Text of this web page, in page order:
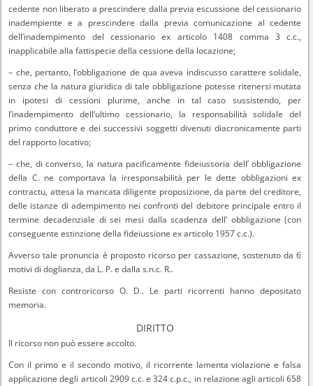
cedente non liberato a prescindere dalla previa escussione del cessionario
inadempiente e a prescindere dalla previa comunicazione al cedente
dell’inadempimento del cessionario ex articolo 1408 comma 3 c.c.,
inapplicabile alla fattispecie della cessione della locazione;
– che, pertanto, l’obbligazione de qua aveva indiscusso carattere solidale,
senza che la natura giuridica di tale obbligazione potesse ritenersi mutata
in ipotesi di cessioni plurime, anche in tal caso sussistendo, per
l’inadempimento dell’ultimo cessionario, la responsabilità solidale del
primo conduttore e dei successivi soggetti divenuti diacronicamente parti
del rapporto locativo;
– che, di converso, la natura pacificamente fideiussoria dell’ obbligazione
della C. ne comportava la irresponsabilità per le dette obbligazioni ex
contractu, attesa la mancata diligente proposizione, da parte del creditore,
delle istanze di adempimento nei confronti del debitore principale entro il
termine decadenziale di sei mesi dalla scadenza dell’ obbligazione (con
conseguente estinzione della fideiussione ex articolo 1957 c.c.).
Avverso tale pronuncia è proposto ricorso per cassazione, sostenuto da 6
motivi di doglianza, da L. P. e dalla s.n.c. R..
Resiste con controricorso O. D.. Le parti ricorrenti hanno depositato
memoria.
DIRITTO
Il ricorso non può essere accolto.
Con il primo e il secondo motivo, il ricorrente lamenta violazione e falsa
applicazione degli articoli 2909 c.c. e 324 c.p.c., in relazione agli articoli 658